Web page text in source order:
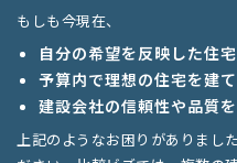
もしも今現在、
自分の希望を反映した住
予算内で理想の住宅を建
建設会社の信頼性や品質
上記のようなお困りがありまし